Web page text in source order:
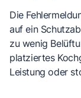
Die
auf ein
zu wenig
platziertes
Leistung oder